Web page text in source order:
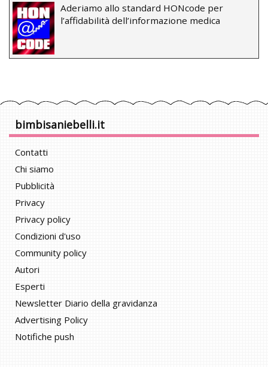
Aderiamo allo standard HONcode per
l’affidabilità dell’informazione medica
bimbisaniebelli.it
Contatti
Chi siamo
Pubblicità
Privacy
Privacy policy
Condizioni d'uso
Community policy
Autori
Esperti
Newsletter Diario della gravidanza
Advertising Policy
Notifiche push